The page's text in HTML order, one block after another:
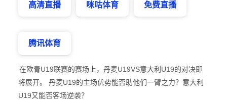
高清直播 咪咕体育 免费直播
腾讯体育
在欧青U19联赛的赛场上，丹麦U19VS意大利U19的对决即
将展开。 丹麦U19的主场优势能否助他们一臂之力？意大利
U19又能否客场逆袭？